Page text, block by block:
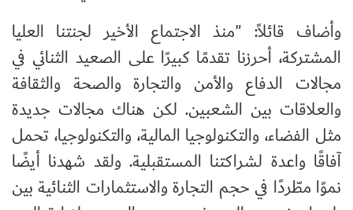
وأضاف قائلاً: "منذ الاجتماع الأخير لجنتنا العليا
المشتركة، أحرزنا تقدمًا كبيرًا على الصعيد الثنائي في
مجالات الدفاع والأمن والتجارة والصحة والثقافة
والعلاقات بين الشعبين. لكن هناك مجالات جديدة
مثل الفضاء، والتكنولوجيا المالية، والتكنولوجيا، تحمل
آفاقًا واعدة لشراكتنا المستقبلية. ولقد شهدنا أيضًا
نموًا مطّردًا في حجم التجارة والاستثمارات الثنائية بين